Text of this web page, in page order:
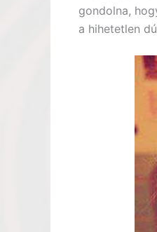
gondolna,
a hihetetlen